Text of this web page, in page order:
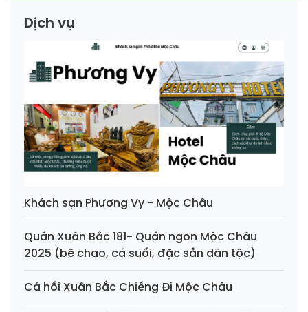
Dịch vụ
Khách sạn Phương Vy - Mộc Châu
Quán Xuân Bắc 181- Quán ngon Mộc Châu
2025 (bê chao, cá suối, đặc sản dân tộc)
Cá hồi Xuân Bắc Chiềng Đi Mộc Châu